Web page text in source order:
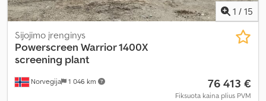
1 / 15
Norvegija 1 046 km
Sijojimo įrenginys
Powerscreen Warrior 1400X
screening plant
76 413 €
Fiksuota kaina plius PVM